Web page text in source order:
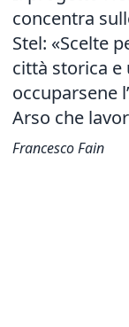
concentra
Stel: «Scelte
città storica e
occuparsene
Arso che
Francesco Fain